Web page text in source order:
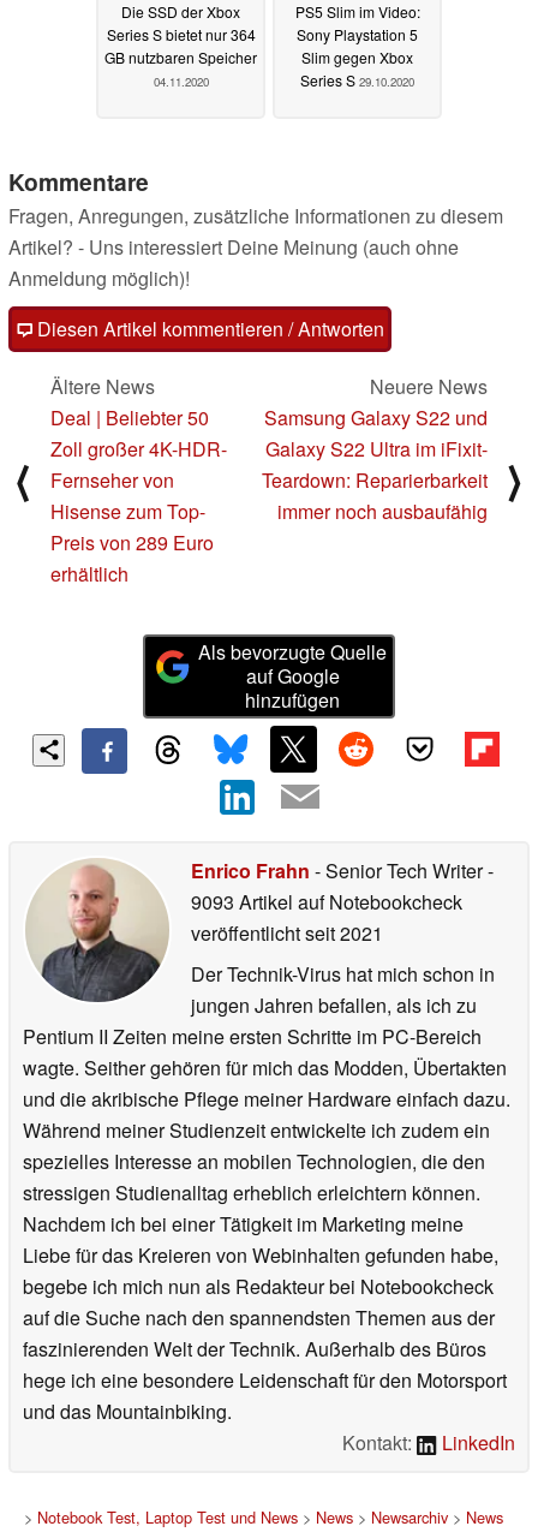
Die SSD der Xbox
Series S bietet nur 364
GB nutzbaren Speicher
04.11.2020
PS5 Slim im Video:
Sony Playstation 5
Slim gegen Xbox
Series S 29.10.2020
Kommentare
Fragen, Anregungen, zusätzliche Informationen zu diesem
Artikel? - Uns interessiert Deine Meinung (auch ohne
Anmeldung möglich)!
Diesen Artikel kommentieren / Antworten
⟨
Ältere News
Deal | Beliebter 50
Zoll großer 4K-HDR-
Fernseher von
Hisense zum Top-
Preis von 289 Euro
erhältlich
Neuere News
Samsung Galaxy S22 und
Galaxy S22 Ultra im iFixit-
Teardown: Reparierbarkeit
immer noch ausbaufähig
⟩
Als bevorzugte Quelle
auf Google
hinzufügen
Enrico Frahn - Senior Tech Writer-
9093 Artikel auf Notebookcheck
veröffentlichtseit 2021
Der Technik-Virus hat mich schon in
jungen Jahren befallen, als ich zu
Pentium II Zeiten meine ersten Schritte im PC-Bereich
wagte. Seither gehören für mich das Modden, Übertakten
und die akribische Pflege meiner Hardware einfach dazu.
Während meiner Studienzeit entwickelte ich zudem ein
spezielles Interesse an mobilen Technologien, die den
stressigen Studienalltag erheblich erleichtern können.
Nachdem ich bei einer Tätigkeit im Marketing meine
Liebe für das Kreieren von Webinhalten gefunden habe,
begebe ich mich nun als Redakteur bei Notebookcheck
auf die Suche nach den spannendsten Themen aus der
faszinierenden Welt der Technik. Außerhalb des Büros
hege ich eine besondere Leidenschaft für den Motorsport
und das Mountainbiking.
Kontakt:
LinkedIn
> Notebook Test, Laptop Test und News> News> Newsarchiv> News